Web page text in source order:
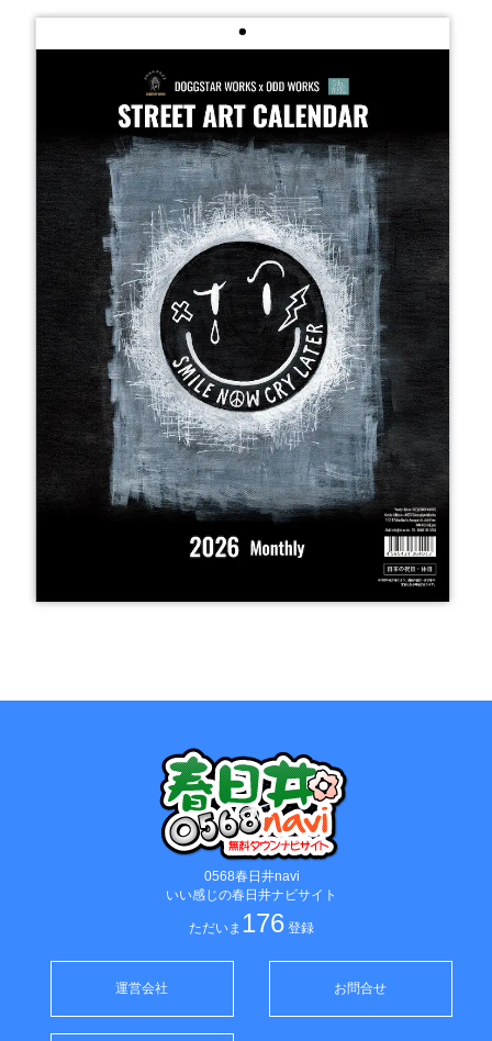
0568春日井navi
いい感じの春日井ナビサイト
ただいま 176 登録
運営会社 お問合せ